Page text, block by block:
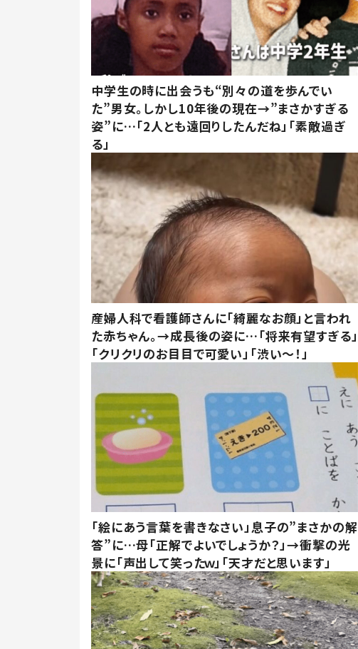
中学生の時に出会うも“別々の道を歩んでい
た”男女。しかし10年後の現在→”まさかすぎる
姿”に…「2人とも遠回りしたんだね」「素敵過ぎ
る」
産婦人科で看護師さんに「綺麗なお顔」と言われ
た赤ちゃん。→成長後の姿に…「将来有望すぎる」
「クリクリのお目目で可愛い」「渋い～！」
「絵にあう言葉を書きなさい」息子の”まさかの解
答”に…母「正解でよいでしょうか？」→衝撃の光
景に「声出して笑ったｗ」「天才だと思います」